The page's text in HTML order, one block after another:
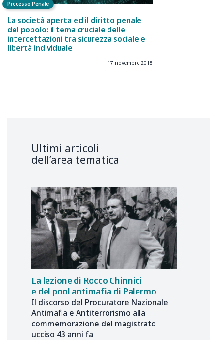
Processo Penale
La società aperta ed il diritto penale
del popolo: il tema cruciale delle
intercettazioni tra sicurezza sociale e
libertà individuale
17 novembre 2018
Ultimi articoli
dell’area tematica
La lezione di Rocco Chinnici
e del pool antimafia di Palermo
Il discorso del Procuratore Nazionale
Antimafia e Antiterrorismo alla
commemorazione del magistrato
ucciso 43 anni fa